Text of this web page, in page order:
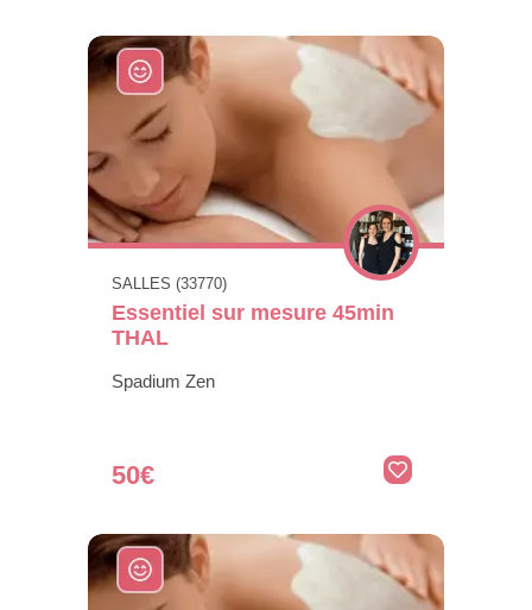
SALLES (33770)
Essentiel sur mesure 45min
THAL
Spadium Zen
50€